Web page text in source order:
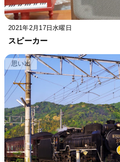
2021年2月17日水曜日
スピーカー
思い出